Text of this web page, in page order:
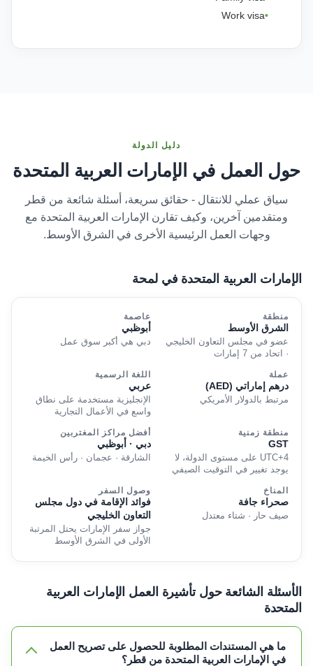
Work visa
دليل الدولة
حول العمل في الإمارات العربية المتحدة
سياق عملي للانتقال - حقائق سريعة، أسئلة شائعة من قطر
ومتقدمين آخرين، وكيف تقارن الإمارات العربية المتحدة مع
وجهات العمل الرئيسية الأخرى في الشرق الأوسط.
الإمارات العربية المتحدة في لمحة
منطقة
الشرق الأوسط
عضو في مجلس التعاون الخليجي
· اتحاد من 7 إمارات
عاصمة
أبوظبي
دبي هي أكبر سوق عمل
عملة
درهم إماراتي (AED)
مرتبط بالدولار الأمريكي
اللغة الرسمية
عربي
الإنجليزية مستخدمة على نطاق
واسع في الأعمال التجارية
منطقة زمنية
GST
UTC+4 على مستوى الدولة، لا
يوجد تغيير في التوقيت الصيفي
أفضل مراكز المغتربين
دبي · أبوظبي
الشارقة · عجمان · رأس الخيمة
المناخ
صحراء جافة
صيف حار · شتاء معتدل
وصول السفر
فوائد الإقامة في دول مجلس
التعاون الخليجي
جواز سفر الإمارات يحتل المرتبة
الأولى في الشرق الأوسط
الأسئلة الشائعة حول تأشيرة العمل الإمارات العربية
المتحدة
ما هي المستندات المطلوبة للحصول على تصريح العمل
في الإمارات العربية المتحدة من قطر؟